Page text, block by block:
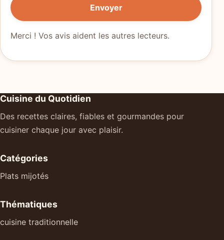
Envoyer
Merci ! Vos avis aident les autres lecteurs.
Cuisine du Quotidien
Des recettes claires, fiables et gourmandes pour
cuisiner chaque jour avec plaisir.
Catégories
Plats mijotés
Thématiques
cuisine traditionnelle